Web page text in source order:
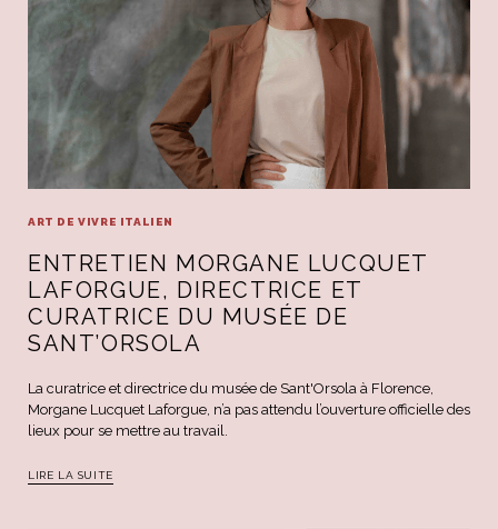
ART DE VIVRE ITALIEN
ENTRETIEN MORGANE LUCQUET
LAFORGUE, DIRECTRICE ET
CURATRICE DU MUSÉE DE
SANT’ORSOLA
La curatrice et directrice du musée de Sant'Orsola à Florence,
Morgane Lucquet Laforgue, n’a pas attendu l’ouverture officielle des
lieux pour se mettre au travail.
LIRE LA SUITE